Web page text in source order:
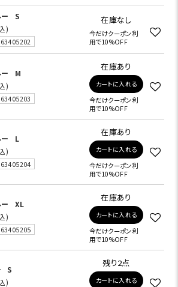
S
)
在庫なし
今だけクーポン利
用で10%OFF
M
)
在庫あり
カートに入れる
今だけクーポン利
用で10%OFF
L
)
在庫あり
カートに入れる
今だけクーポン利
用で10%OFF
XL
)
在庫あり
カートに入れる
今だけクーポン利
用で10%OFF
S
)
残り2点
カートに入れる